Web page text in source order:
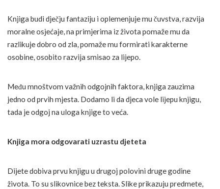
Knjiga budi dječju fantaziju i oplemenjuje mu čuvstva, razvija
moralne osjećaje, na primjerima iz života pomaže mu da
razlikuje dobro od zla, pomaže mu formirati karakterne
osobine, osobito razvija smisao za lijepo.
Među mnoštvom važnih odgojnih faktora, knjiga zauzima
jedno od prvih mjesta. Dodamo li da djeca vole lijepu knjigu,
tada je odgoj na uloga knjige to veća.
Knjiga mora odgovarati uzrastu djeteta
Dijete dobiva prvu knjigu u drugoj polovini druge godine
života. To su slikovnice bez teksta. Slike prikazuju predmete,